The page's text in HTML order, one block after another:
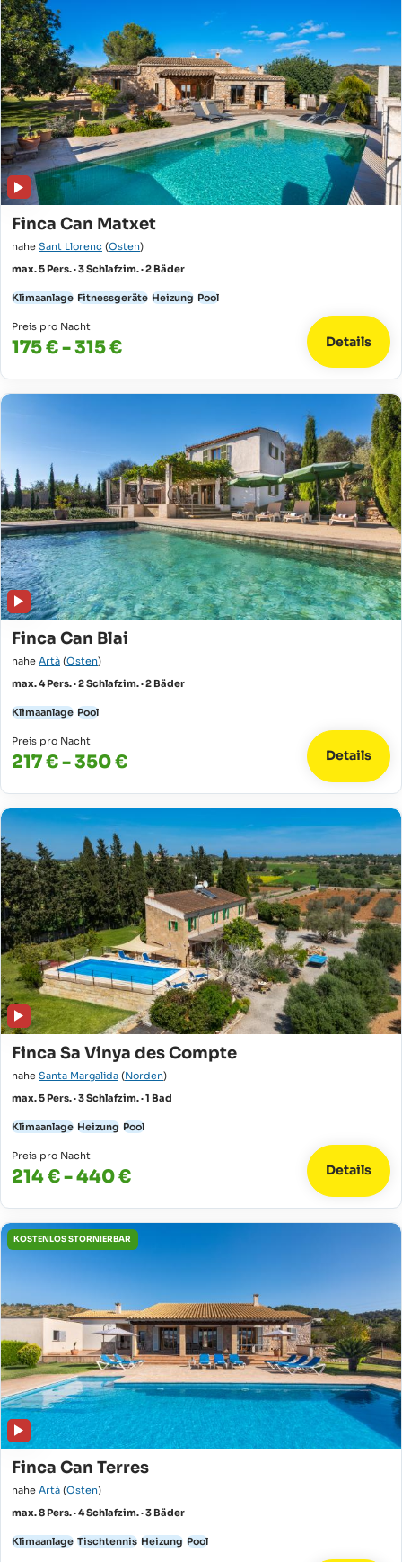
Finca Can Matxet
nahe Sant Llorenc (Osten)
max. 5 Pers. · 3 Schlafzim. · 2 Bäder
Klimaanlage Fitnessgeräte Heizung Pool
Preis pro Nacht
175 € - 315 € Details
Finca Can Blai
nahe Artà (Osten)
max. 4 Pers. · 2 Schlafzim. · 2 Bäder
Klimaanlage Pool
Preis pro Nacht
217 € - 350 € Details
Finca Sa Vinya des Compte
nahe Santa Margalida (Norden)
max. 5 Pers. · 3 Schlafzim. · 1 Bad
Klimaanlage Heizung Pool
Preis pro Nacht
214 € - 440 € Details
KOSTENLOS STORNIERBAR
Finca Can Terres
nahe Artà (Osten)
max. 8 Pers. · 4 Schlafzim. · 3 Bäder
Klimaanlage Tischtennis Heizung Pool